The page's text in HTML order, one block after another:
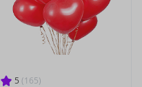
5 (165)